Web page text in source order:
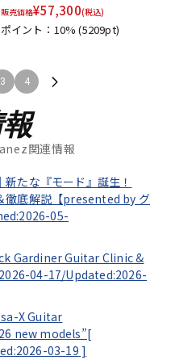
販売価格¥57,300(税込)
ポイント：10%(5209pt)
3 4
関連情報
たな『モード』誕生！
徹底解説【presented by グ
05-
Gardiner Guitar Clinic &
04-17/Updated:2026-
X Guitar
new models”[
03-19 ]